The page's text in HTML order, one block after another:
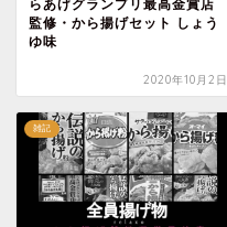
らあげグランプリ最高金賞店
監修・から揚げセット しょう
ゆ味
2020年10月2日
雑記